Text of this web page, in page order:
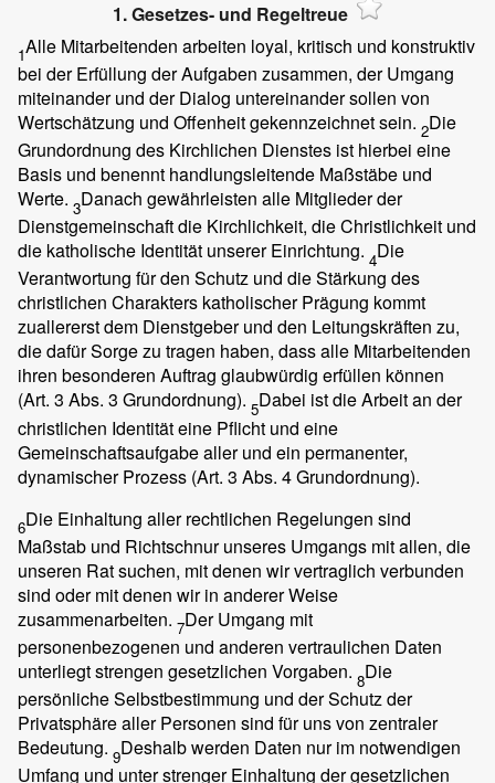
1. Gesetzes- und Regeltreue
1Alle Mitarbeitenden arbeiten loyal, kritisch und konstruktiv
bei der Erfüllung der Aufgaben zusammen, der Umgang
miteinander und der Dialog untereinander sollen von
Wertschätzung und Offenheit gekennzeichnet sein. 2Die
Grundordnung des Kirchlichen Dienstes ist hierbei eine
Basis und benennt handlungsleitende Maßstäbe und
Werte. 3Danach gewährleisten alle Mitglieder der
Dienstgemeinschaft die Kirchlichkeit, die Christlichkeit und
die katholische Identität unserer Einrichtung. 4Die
Verantwortung für den Schutz und die Stärkung des
christlichen Charakters katholischer Prägung kommt
zuallererst dem Dienstgeber und den Leitungskräften zu,
die dafür Sorge zu tragen haben, dass alle Mitarbeitenden
ihren besonderen Auftrag glaubwürdig erfüllen können
(Art. 3 Abs. 3 Grundordnung). 5Dabei ist die Arbeit an der
christlichen Identität eine Pflicht und eine
Gemeinschaftsaufgabe aller und ein permanenter,
dynamischer Prozess (Art. 3 Abs. 4 Grundordnung).
6Die Einhaltung aller rechtlichen Regelungen sind
Maßstab und Richtschnur unseres Umgangs mit allen, die
unseren Rat suchen, mit denen wir vertraglich verbunden
sind oder mit denen wir in anderer Weise
zusammenarbeiten. 7Der Umgang mit
personenbezogenen und anderen vertraulichen Daten
unterliegt strengen gesetzlichen Vorgaben. 8Die
persönliche Selbstbestimmung und der Schutz der
Privatsphäre aller Personen sind für uns von zentraler
Bedeutung. 9Deshalb werden Daten nur im notwendigen
Umfang und unter strenger Einhaltung der gesetzlichen